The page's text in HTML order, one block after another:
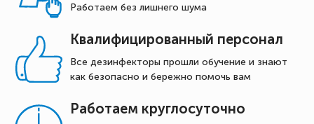
Работаем без лишнего шума
Квалифицированный персонал
Все дезинфекторы прошли обучение и знают
как безопасно и бережно помочь вам
Работаем круглосуточно